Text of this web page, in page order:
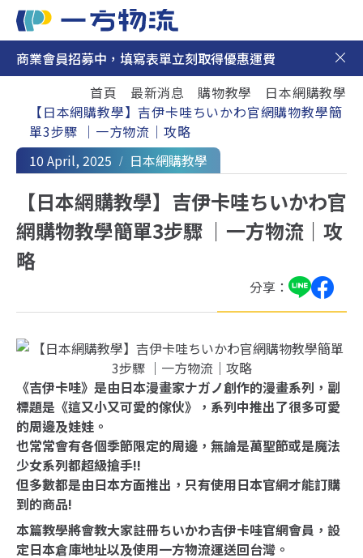
日本集運
日本代購
最新消息
新手上路
聯絡我們
商業會員招募中，填寫表單立刻取得優惠運費
首頁
最新消息 購物教學
日本網購教學
【日本網購教學】吉伊卡哇ちいかわ官網購物教學簡
單3步驟 ｜一方物流｜攻略
10 April, 2025
日本網購教學
【日本網購教學】吉伊卡哇ちいかわ官
網購物教學簡單3步驟 ｜一方物流｜攻
略
分享：
《吉伊卡哇》是由日本漫畫家ナガノ創作的漫畫系列，副
標題是《這又小又可愛的傢伙》，系列中推出了很多可愛
的周邊及娃娃。
也常常會有各個季節限定的周邊，無論是萬聖節或是魔法
少女系列都超級搶手!!
但多數都是由日本方面推出，只有使用日本官網才能訂購
到的商品!
本篇教學將會教大家註冊ちいかわ吉伊卡哇官網會員，設
定日本倉庫地址以及使用一方物流運送回台灣。